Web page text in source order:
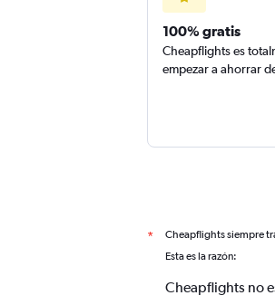
100% gratis
Cheapflights es
empezar a ahorrar
* Cheapflights siempre
Esta es la razón:
Cheapflights no